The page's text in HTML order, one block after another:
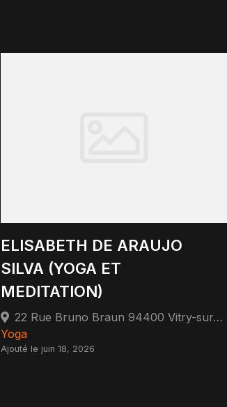
ELISABETH DE ARAUJO
SILVA (YOGA ET
MEDITATION)
22 Rue Bruno Braun 94400 Vitry-sur-Seine
Yoga
Ajouté le juin 18, 2026